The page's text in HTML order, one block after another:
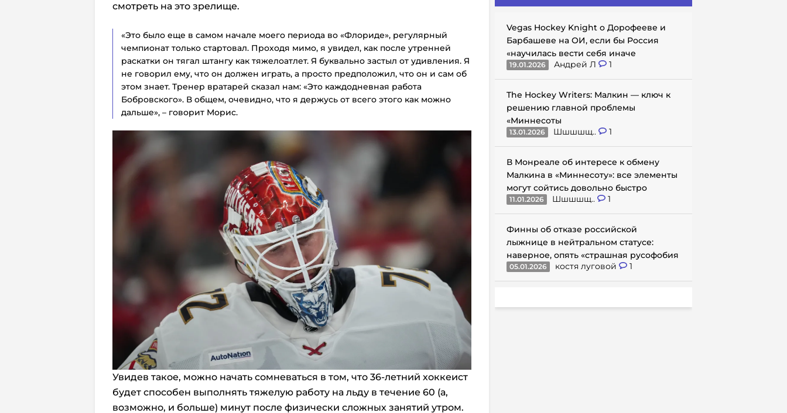
смотреть на это зрелище.
«Это было еще в самом начале моего периода во «Флориде», регулярный
чемпионат только стартовал. Проходя мимо, я увидел, как после утренней
раскатки он тягал штангу как тяжелоатлет. Я буквально застыл от удивления. Я
не говорил ему, что он должен играть, а просто предположил, что он и сам об
этом знает. Тренер вратарей сказал нам: «Это каждодневная работа
Бобровского». В общем, очевидно, что я держусь от всего этого как можно
дальше», – говорит Морис.
Увидев такое, можно начать сомневаться в том, что 36-летний хоккеист
будет способен выполнять тяжелую работу на льду в течение 60 (а,
возможно, и больше) минут после физически сложных занятий утром.
Vegas Hockey Knight о Дорофееве и
Барбашеве на ОИ, если бы Россия
«научилась вести себя иначе
19.01.2026 Андрей Л 1
The Hockey Writers: Малкин — ключ к
решению главной проблемы
«Миннесоты
13.01.2026 Шшшшщ.. 1
В Монреале об интересе к обмену
Малкина в «Миннесоту»: все элементы
могут сойтись довольно быстро
11.01.2026 Шшшшщ.. 1
Финны об отказе российской
лыжнице в нейтральном статусе:
наверное, опять «страшная русофобия
05.01.2026 костя луговой 1